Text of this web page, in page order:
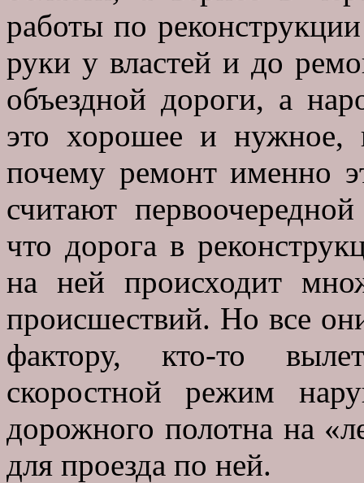
работы по
руки у властей и до
объездной дороги, а
это хорошее и нужное,
почему ремонт именно
считают
что дорога в
на ней происходит
происшествий. Но все
фактору, кто-то
скоростной режим
дорожного полотна на
для проезда по ней.